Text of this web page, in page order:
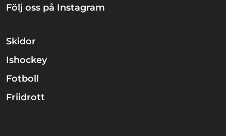
Följ oss på Instagram
Skidor
Ishockey
Fotboll
Friidrott